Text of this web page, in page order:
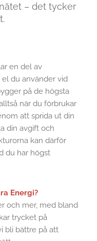
– det tycker
en del av
du använder vid
på de högsta
när du förbrukar
att sprida ut din
din avgift och
kan därför
du har högst
Energi?
och mer, med bland
trycket på
bli bättre på att